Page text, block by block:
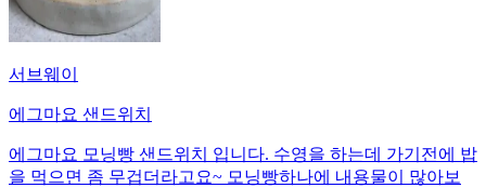
서브웨이
에그마요 샌드위치
에그마요 모닝빵 샌드위치 입니다. 수영을 하는데 가기전에 밥
을 먹으면 좀 무겁더라고요~ 모닝빵하나에 내용물이 많아보